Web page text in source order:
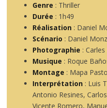
Genre : Thriller
Durée : 1h49
Réalisation: Daniel
Scénario : Daniel
Photographie : Carles
Musique : Roque
Montage : Mapa
Interprétation: Luis
Antonio Resines,
Vicente Romero,